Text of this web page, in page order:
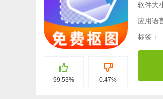
99.53% 0.47%
软件大
应用语
标签：